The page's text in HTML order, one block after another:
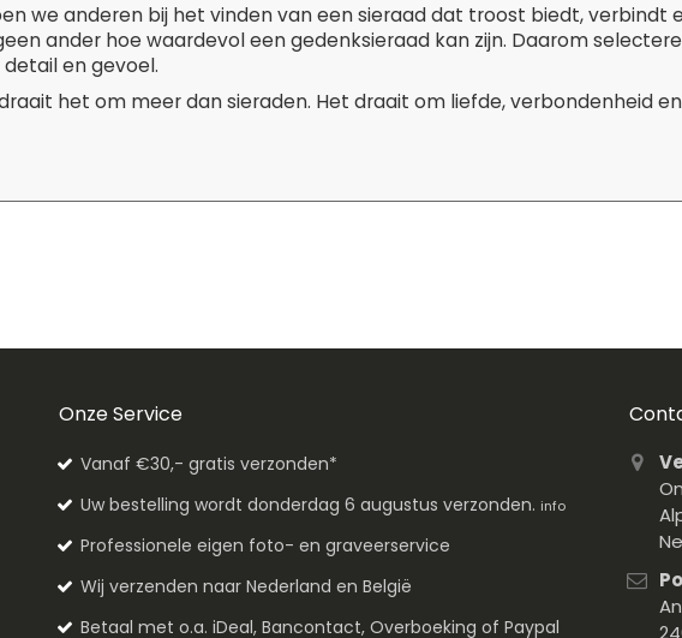
we anderen bij het vinden van een sieraad dat troost biedt, verbindt
ander hoe waardevol een gedenksieraad kan zijn. Daarom
en gevoel.
het om meer dan sieraden. Het draait om liefde, verbondenheid
Onze Service
Vanaf €30,- gratis verzonden*
Uw bestelling wordt donderdag 6 augustus verzonden. info
Professionele eigen foto- en graveerservice
Wij verzenden naar Nederland en België
Betaal met o.a. iDeal, Bancontact, Overboeking of Paypal